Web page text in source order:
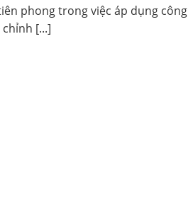
phong trong việc áp dụng công
[...]